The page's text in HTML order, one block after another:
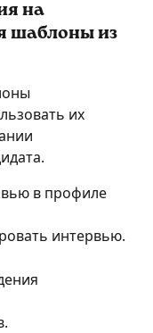
на
шаблоны из
их
в профиле
интервью.